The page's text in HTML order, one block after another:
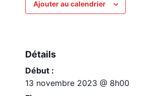
Ajouter au calendrier
Détails
Début :
13 novembre 2023 @ 8h00